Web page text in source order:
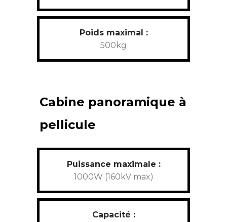
Poids maximal :
500kg
Cabine panoramique à
pellicule
Puissance maximale :
1000W (160kV max)
Capacité :